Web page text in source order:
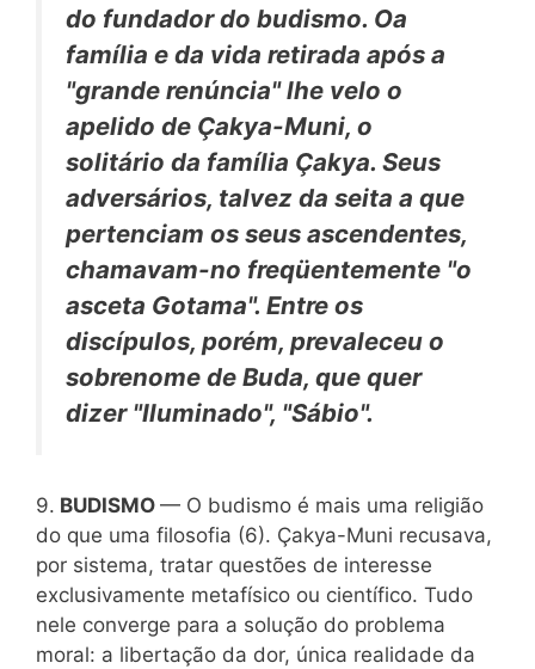
do fundador do budismo. Oa
família e da vida retirada após a
"grande renúncia" lhe velo o
apelido de Çakya-Muni, o
solitário da família Çakya. Seus
adversários, talvez da seita a que
pertenciam os seus ascendentes,
chamavam-no freqüentemente "o
asceta Gotama". Entre os
discípulos, porém, prevaleceu o
sobrenome de Buda, que quer
dizer "Iluminado", "Sábio".
9. BUDISMO — O budismo é mais uma religião
do que uma filosofia (6). Çakya-Muni recusava,
por sistema, tratar questões de interesse
exclusivamente metafísico ou científico. Tudo
nele converge para a solução do problema
moral: a libertação da dor, única realidade da